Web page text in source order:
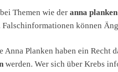
Themen wie der anna
Falschinformationen können
Anna Planken haben ein Recht
werden. Wer sich über Krebs